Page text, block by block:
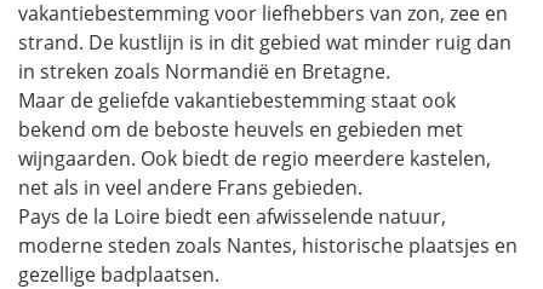
vakantiebestemming voor liefhebbers van zon, zee en
strand. De kustlijn is in dit gebied wat minder ruig dan
in streken zoals Normandië en Bretagne.
Maar de geliefde vakantiebestemming staat ook
bekend om de beboste heuvels en gebieden met
wijngaarden. Ook biedt de regio meerdere kastelen,
net als in veel andere Frans gebieden.
Pays de la Loire biedt een afwisselende natuur,
moderne steden zoals Nantes, historische plaatsjes en
gezellige badplaatsen.